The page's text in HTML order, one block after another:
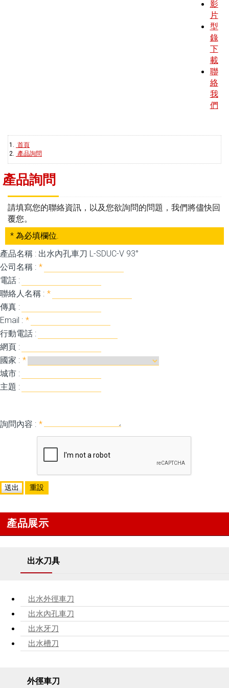
影
片
型
錄
下
載
聯
絡
我
們
首頁
產品詢問
產品詢問
請填寫您的聯絡資訊，以及您欲詢問的問題，我們將儘快回
覆您。
* 為必填欄位.
產品名稱 : 出水內孔車刀 L-SDUC-V 93°
公司名稱 : *
電話 :
聯絡人名稱 : *
傳真 :
Email : *
行動電話 :
網頁 :
國家 : *
城市 :
主題 :
詢問內容 : *
送出 重設
產品展示
出水刀具
出水外徑車刀
出水內孔車刀
出水牙刀
出水槽刀
外徑車刀